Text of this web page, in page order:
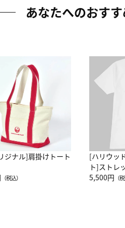
あなたへのおす
ジナル]肩掛けトート
（税込）
[ハリウッ
ト]ストレ
ーネック
5,500円 （